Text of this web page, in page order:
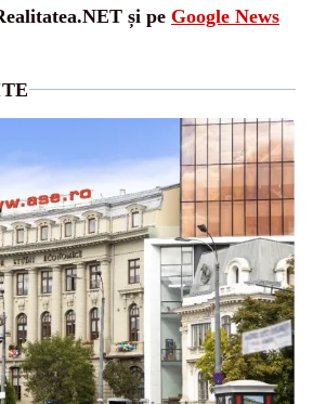
și pe Google News